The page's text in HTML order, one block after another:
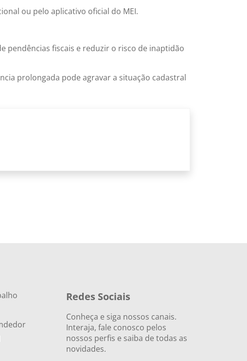
ou pelo aplicativo oficial do MEI.
pendências fiscais e reduzir o risco de inaptidão
prolongada pode agravar a situação cadastral
Redes Sociais
Conheça e siga nossos canais.
Interaja, fale conosco pelos
nossos perfis e saiba de todas as
novidades.